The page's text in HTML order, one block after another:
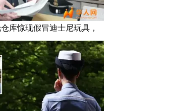
库惊现假冒迪士尼玩具，